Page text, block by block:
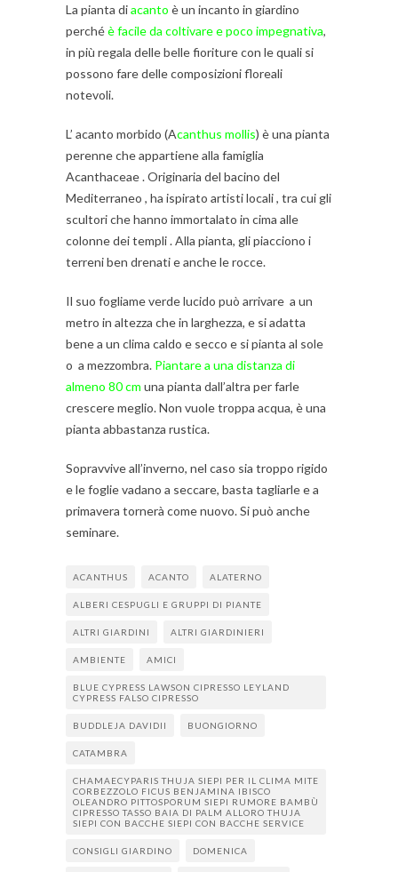
La pianta diacanto è un incanto in giardino
perchéè facile da coltivare e poco impegnativa,
in più regala delle belle fioriture con le quali si
possono fare delle composizioni floreali
notevoli.
L’ acanto morbido (Acanthus mollis) è una pianta
perenne che appartiene alla famiglia
Acanthaceae . Originaria del bacino del
Mediterraneo , ha ispirato artisti locali , tra cui gli
scultori che hanno immortalato in cima alle
colonne dei templi . Alla pianta, gli piacciono i
terreni ben drenati e anche le rocce.
Il suo fogliame verde lucido può arrivare a un
metro in altezza che in larghezza, e si adatta
bene a un clima caldo e secco e si pianta al sole
o a mezzombra. Piantare a una distanza di
almeno 80 cm una pianta dall’altra per farle
crescere meglio. Non vuole troppa acqua, è una
pianta abbastanza rustica.
Sopravvive all’inverno, nel caso sia troppo rigido
e le foglie vadano a seccare, basta tagliarle e a
primavera tornerà come nuovo. Si può anche
seminare.
ACANTHUS ACANTO ALATERNO
ALBERI CESPUGLI E GRUPPI DI PIANTE
ALTRI GIARDINI ALTRI GIARDINIERI
AMBIENTE AMICI
BLUE CYPRESS LAWSON CIPRESSO LEYLAND
CYPRESS FALSO CIPRESSO
BUDDLEJA DAVIDII BUONGIORNO
CATAMBRA
CHAMAECYPARIS THUJA SIEPI PER IL CLIMA MITE
CORBEZZOLO FICUS BENJAMINA IBISCO
OLEANDRO PITTOSPORUM SIEPI RUMORE BAMBÙ
CIPRESSO TASSO BAIA DI PALM ALLORO THUJA
SIEPI CON BACCHE SIEPI CON BACCHE SERVICE
CONSIGLI GIARDINO DOMENICA